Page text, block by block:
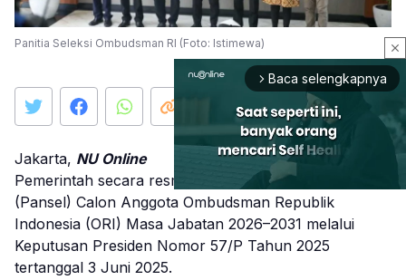
Panitia Seleksi Ombudsman RI (Foto: Istimewa)
Jakarta, NU Online
Pemerintah secara resmi membentuk Panitia Seleksi
(Pansel) Calon Anggota Ombudsman Republik
Indonesia (ORI) Masa Jabatan 2026–2031 melalui
Keputusan Presiden Nomor 57/P Tahun 2025
tertanggal 3 Juni 2025.
close
arrow_forward_ios Baca selengkapnya